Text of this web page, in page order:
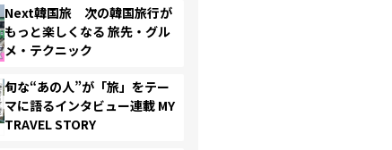
Next韓国旅 次の韓国旅行が
もっと楽しくなる 旅先・グル
メ・テクニック
旬な“あの人”が「旅」をテー
マに語るインタビュー連載 MY
TRAVEL STORY